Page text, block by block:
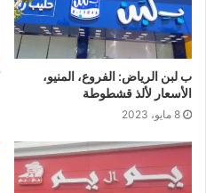
ب لبن الرياض: الفروع، المنيو،
الأسعار لألذ قشطوطة
8 مايو، 2023